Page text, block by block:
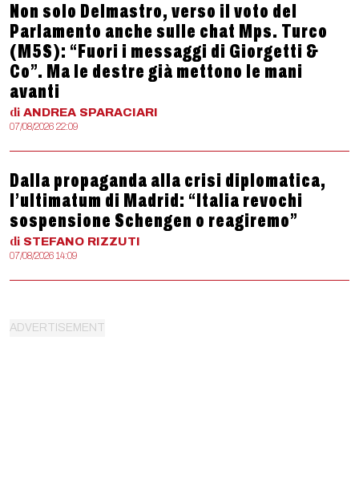
Non solo Delmastro, verso il voto del
Parlamento anche sulle chat Mps. Turco
(M5S): “Fuori i messaggi di Giorgetti &
Co”. Ma le destre già mettono le mani
avanti
di ANDREA SPARACIARI
07/08/2026 22:09
Dalla propaganda alla crisi diplomatica,
l’ultimatum di Madrid: “Italia revochi
sospensione Schengen o reagiremo”
di STEFANO RIZZUTI
07/08/2026 14:09